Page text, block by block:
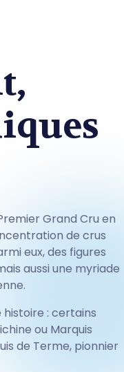
Grand Cru en
de crus
eux, des figures
aussi une myriade
: certains
ou Marquis
de Terme, pionnier